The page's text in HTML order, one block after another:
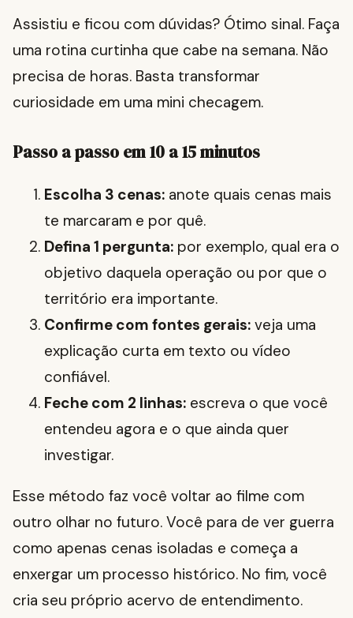
Assistiu e ficou com dúvidas? Ótimo sinal. Faça
uma rotina curtinha que cabe na semana. Não
precisa de horas. Basta transformar
curiosidade em uma mini checagem.
Passo a passo em 10 a 15 minutos
Escolha 3 cenas: anote quais cenas mais
te marcaram e por quê.
Defina 1 pergunta: por exemplo, qual era o
objetivo daquela operação ou por que o
território era importante.
Confirme com fontes gerais: veja uma
explicação curta em texto ou vídeo
confiável.
Feche com 2 linhas: escreva o que você
entendeu agora e o que ainda quer
investigar.
Esse método faz você voltar ao filme com
outro olhar no futuro. Você para de ver guerra
como apenas cenas isoladas e começa a
enxergar um processo histórico. No fim, você
cria seu próprio acervo de entendimento.